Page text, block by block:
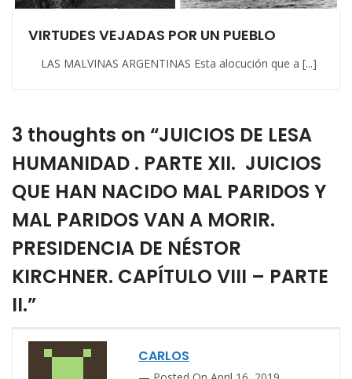
VIRTUDES VEJADAS POR UN PUEBLO
LAS MALVINAS ARGENTINAS Esta alocución que a [...]
3 thoughts on “JUICIOS DE LESA
HUMANIDAD . PARTE XII. JUICIOS
QUE HAN NACIDO MAL PARIDOS Y
MAL PARIDOS VAN A MORIR.
PRESIDENCIA DE NÉSTOR
KIRCHNER. CAPÍTULO VIII – PARTE
II.”
CARLOS